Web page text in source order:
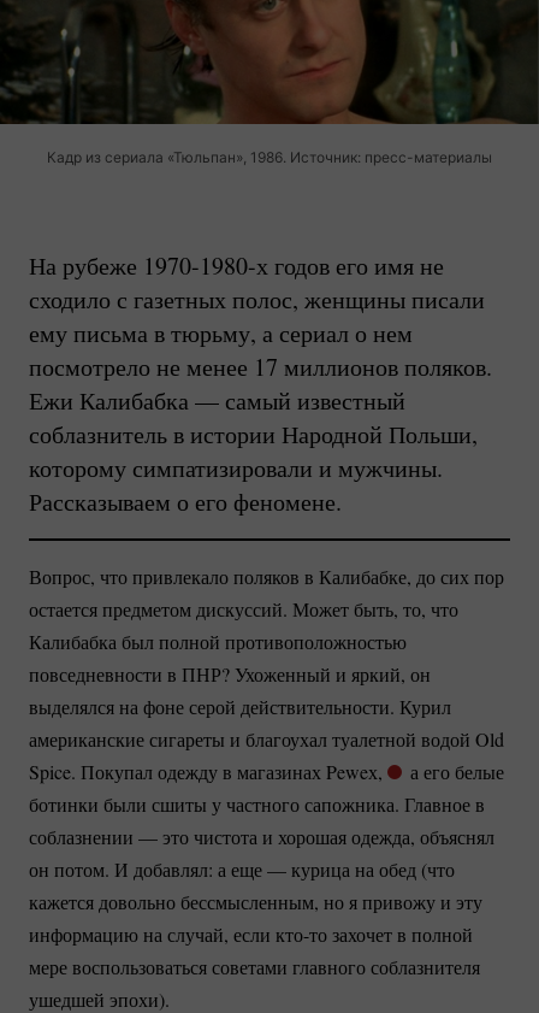
Кадр из сериала «Тюльпан», 1986. Источник: пресс-материалы
На рубеже 1970-1980-хгодов его имя не
сходило с газетных полос, женщины писали
ему письма в тюрьму, а сериал о нем
посмотрело не менее 17 миллионов поляков.
Ежи Калибабка — самый известный
соблазнитель в истории Народной Польши,
которому симпатизировали и мужчины.
Рассказываем о его феномене.
Вопрос, что привлекало поляков в Калибабке, до сих пор
остается предметом дискуссий. Может быть, то, что
Калибабка был полной противоположностью
повседневности в ПНР? Ухоженный и яркий, он
выделялся на фоне серой действительности. Курил
американские сигареты и благоухал туалетной водой Old
Spice. Покупал одежду в магазинах Peweх,
а его белые
ботинки были сшиты у частного сапожника. Главное в
соблазнении — это чистота и хорошая одежда, объяснял
он потом. И добавлял: а еще — курица на обед (что
кажется довольно бессмысленным, но я привожу и эту
информацию на случай, если кто-то захочет в полной
мере воспользоваться советами главного соблазнителя
ушедшей эпохи).